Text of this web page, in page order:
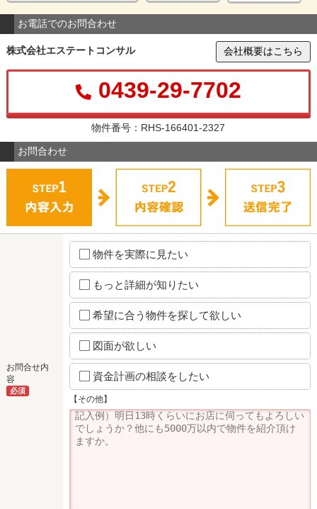
お電話でのお問合わせ
株式会社エステートコンサル 会社概要はこちら
0439-29-7702
物件番号：RHS-166401-2327
お問合わせ
お問合せ内
容
必須
物件を実際に見たい
もっと詳細が知りたい
希望に合う物件を探して欲しい
図面が欲しい
資金計画の相談をしたい
【その他】